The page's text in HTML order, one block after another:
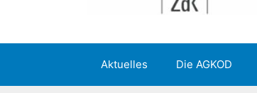
Aktuelles Die AGKOD